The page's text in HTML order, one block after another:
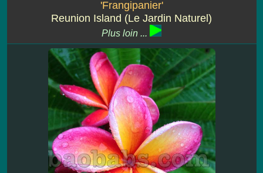
'Frangipanier'
Reunion Island (Le Jardin Naturel)
Plus loin ...